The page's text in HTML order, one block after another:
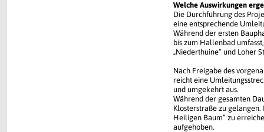
Welche Auswirkungen
Die Durchführung des
eine entsprechende
Während der ersten
bis zum Hallenbad
„Niederthuine“ und Loher
Nach Freigabe des
reicht eine
und umgekehrt aus.
Während der gesamten
Klosterstraße zu gelangen.
Heiligen Baum“ zu
aufgehoben.